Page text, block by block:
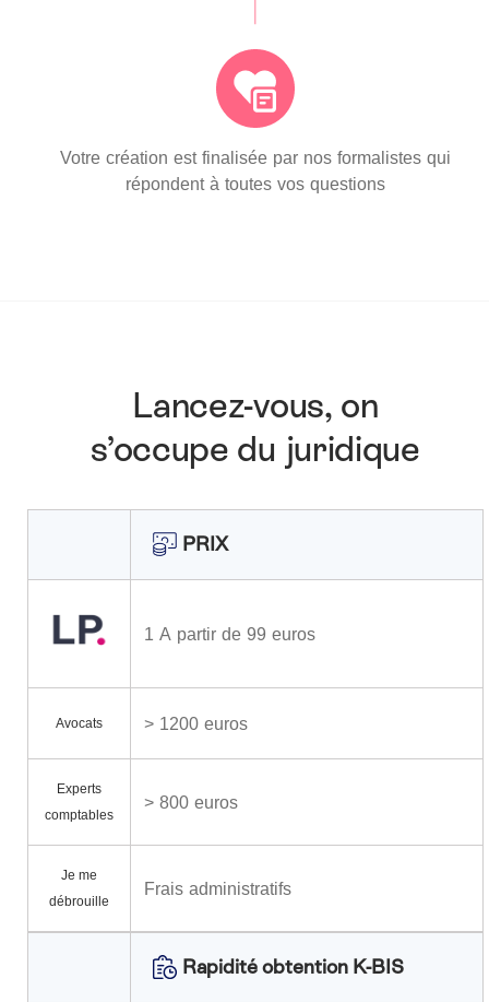
Votre création est finalisée par nos formalistes qui
répondent à toutes vos questions
Lancez-vous, on
s’occupe du juridique
PRIX
1 A partir de 99 euros
Avocats > 1200 euros
Experts
comptables
> 800 euros
Je me
débrouille
Frais administratifs
Rapidité obtention K-BIS